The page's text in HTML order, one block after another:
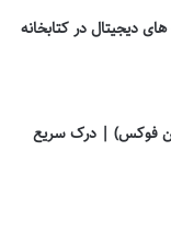
دیجیتال در کتابخانه
فوکس) | درک سریع